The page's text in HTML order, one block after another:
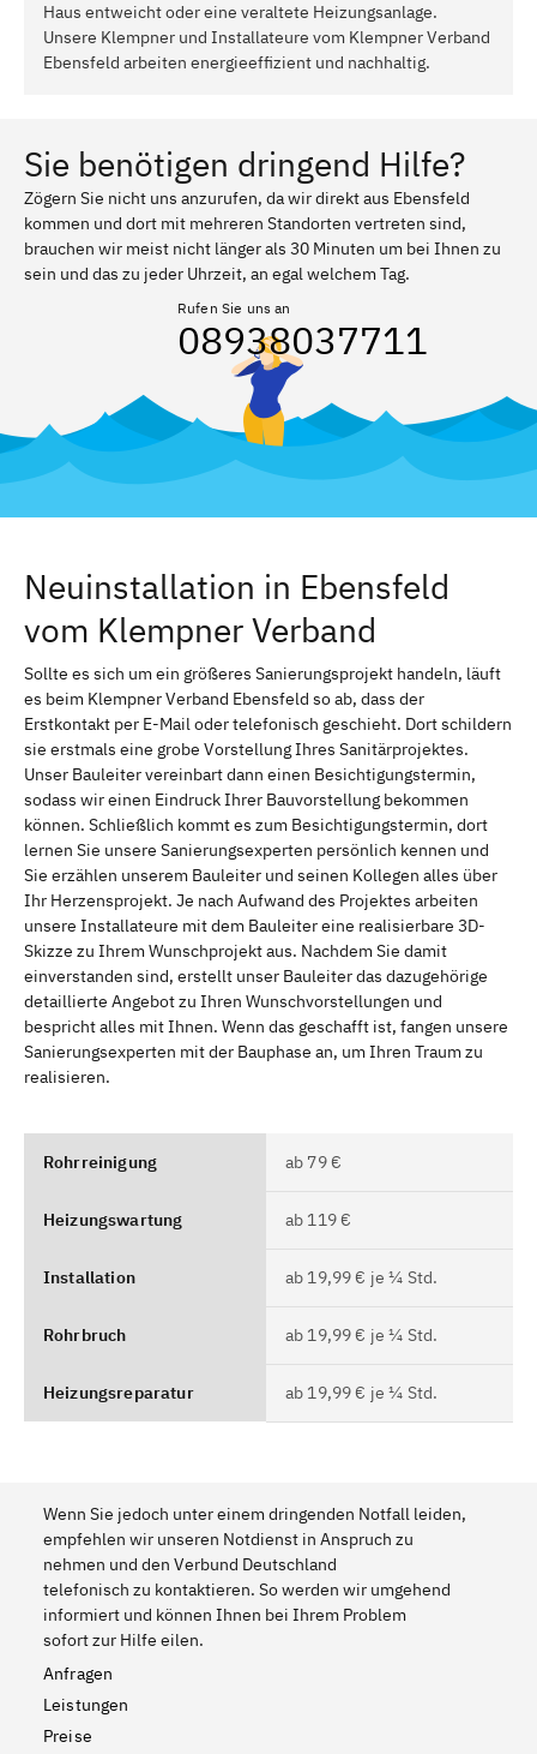
Haus entweicht oder eine veraltete Heizungsanlage.
Unsere Klempner und Installateure vom Klempner Verband
Ebensfeld arbeiten energieeffizient und nachhaltig.
Sie benötigen dringend Hilfe?
Zögern Sie nicht uns anzurufen, da wir direkt aus Ebensfeld
kommen und dort mit mehreren Standorten vertreten sind,
brauchen wir meist nicht länger als 30 Minuten um bei Ihnen zu
sein und das zu jeder Uhrzeit, an egal welchem Tag.
Rufen Sie uns an
08938037711
Neuinstallation in Ebensfeld
vom Klempner Verband
Sollte es sich um ein größeres Sanierungsprojekt handeln, läuft
es beim Klempner Verband Ebensfeld so ab, dass der
Erstkontakt per E-Mail oder telefonisch geschieht. Dort schildern
sie erstmals eine grobe Vorstellung Ihres Sanitärprojektes.
Unser Bauleiter vereinbart dann einen Besichtigungstermin,
sodass wir einen Eindruck Ihrer Bauvorstellung bekommen
können. Schließlich kommt es zum Besichtigungstermin, dort
lernen Sie unsere Sanierungsexperten persönlich kennen und
Sie erzählen unserem Bauleiter und seinen Kollegen alles über
Ihr Herzensprojekt. Je nach Aufwand des Projektes arbeiten
unsere Installateure mit dem Bauleiter eine realisierbare 3D-
Skizze zu Ihrem Wunschprojekt aus. Nachdem Sie damit
einverstanden sind, erstellt unser Bauleiter das dazugehörige
detaillierte Angebot zu Ihren Wunschvorstellungen und
bespricht alles mit Ihnen. Wenn das geschafft ist, fangen unsere
Sanierungsexperten mit der Bauphase an, um Ihren Traum zu
realisieren.
Rohrreinigung ab 79 €
Heizungswartung ab 119 €
Installation ab 19,99 € je ¼ Std.
Rohrbruch ab 19,99 € je ¼ Std.
Heizungsreparatur ab 19,99 € je ¼ Std.
Wenn Sie jedoch unter einem dringenden Notfall leiden,
empfehlen wir unseren Notdienst in Anspruch zu
nehmen und den Verbund Deutschland
telefonisch zu kontaktieren. So werden wir umgehend
informiert und können Ihnen bei Ihrem Problem
sofort zur Hilfe eilen.
Anfragen
Leistungen
Preise